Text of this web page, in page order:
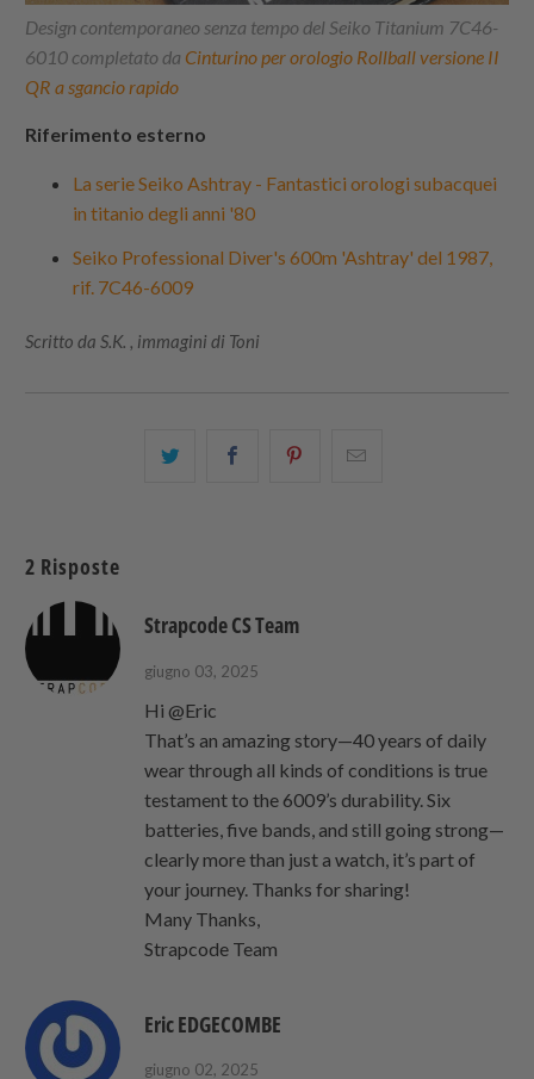
Design contemporaneo senza tempo del Seiko Titanium 7C46-
6010 completato da Cinturino per orologio Rollball versione II
QR a sgancio rapido
Riferimento esterno
La serie Seiko Ashtray - Fantastici orologi subacquei
in titanio degli anni '80
Seiko Professional Diver's 600m 'Ashtray' del 1987,
rif. 7C46-6009
Scritto da S.K. , immagini di Toni
Condividi Share
Condividi
2 Risposte
Strapcode CS Team
giugno 03, 2025
Hi @Eric
That’s an amazing story—40 years of daily
wear through all kinds of conditions is true
testament to the 6009’s durability. Six
batteries, five bands, and still going strong—
clearly more than just a watch, it’s part of
your journey. Thanks for sharing!
Many Thanks,
Strapcode Team
Eric EDGECOMBE
giugno 02, 2025